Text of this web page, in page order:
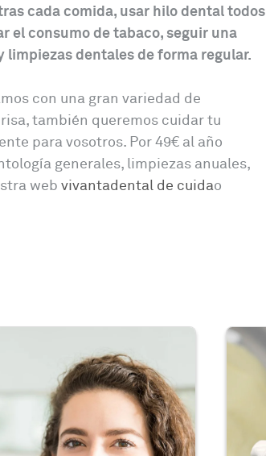
cada comida, usar hilo dental todos
el consumo de tabaco, seguir una
dentales de forma regular.
con una gran variedad de
también queremos cuidar tu
para vosotros. Por 49€ al año
generales, limpiezas anuales,
web vivantadental de cuidao